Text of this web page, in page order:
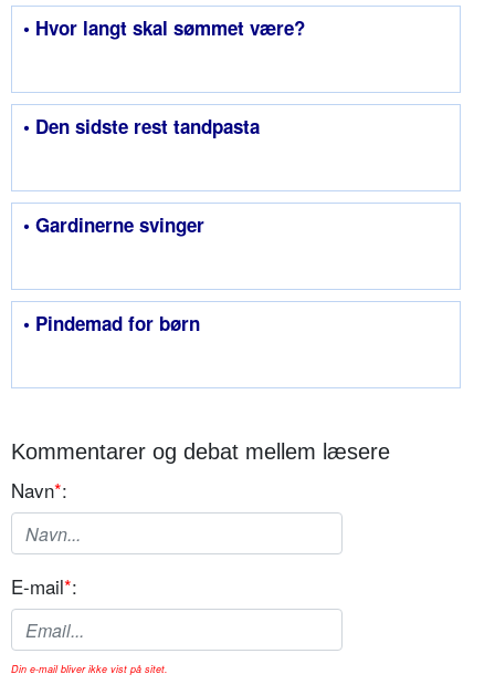
• Hvor langt skal sømmet være?
• Den sidste rest tandpasta
• Gardinerne svinger
• Pindemad for børn
Kommentarer og debat mellem læsere
Navn*:
E-mail*:
Din e-mail bliver ikke vist på sitet.